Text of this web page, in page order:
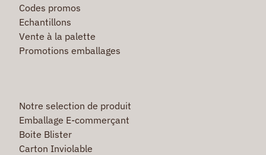
Codes promos
Echantillons
Vente à la palette
Promotions emballages
Notre selection de produit
Emballage E-commerçant
Boite Blister
Carton Inviolable